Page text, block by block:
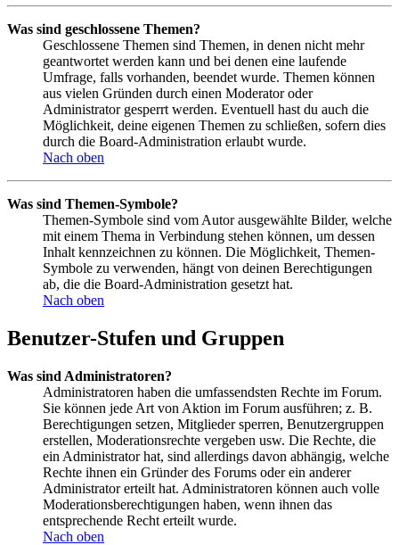
Was sind geschlossene Themen?
Geschlossene Themen sind Themen, in denen nicht mehr
geantwortet werden kann und bei denen eine laufende
Umfrage, falls vorhanden, beendet wurde. Themen können
aus vielen Gründen durch einen Moderator oder
Administrator gesperrt werden. Eventuell hast du auch die
Möglichkeit, deine eigenen Themen zu schließen, sofern dies
durch die Board-Administration erlaubt wurde.
Nach oben
Was sind Themen-Symbole?
Themen-Symbole sind vom Autor ausgewählte Bilder, welche
mit einem Thema in Verbindung stehen können, um dessen
Inhalt kennzeichnen zu können. Die Möglichkeit, Themen-
Symbole zu verwenden, hängt von deinen Berechtigungen
ab, die die Board-Administration gesetzt hat.
Nach oben
Benutzer-Stufen und Gruppen
Was sind Administratoren?
Administratoren haben die umfassendsten Rechte im Forum.
Sie können jede Art von Aktion im Forum ausführen; z. B.
Berechtigungen setzen, Mitglieder sperren, Benutzergruppen
erstellen, Moderationsrechte vergeben usw. Die Rechte, die
ein Administrator hat, sind allerdings davon abhängig, welche
Rechte ihnen ein Gründer des Forums oder ein anderer
Administrator erteilt hat. Administratoren können auch volle
Moderationsberechtigungen haben, wenn ihnen das
entsprechende Recht erteilt wurde.
Nach oben